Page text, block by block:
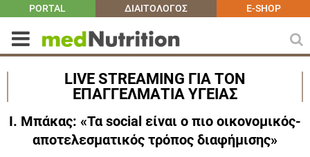
PORTAL ΔΙΑΙΤΟΛΟΓΟΣ E-SHOP
LIVE STREAMING ΓΙΑ ΤΟΝ
ΕΠΑΓΓΕΛΜΑΤΙΑ ΥΓΕΙΑΣ
Ι. Μπάκας: «Τα social είναι ο πιο οικονομικός-
αποτελεσματικός τρόπος διαφήμισης»